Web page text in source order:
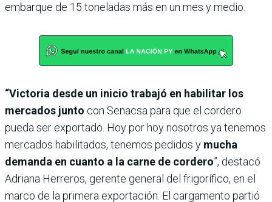
embarque de 15 toneladas más en un mes y medio.
“Victoria desde un inicio trabajó en habilitar los
mercados junto con Senacsa para que el cordero
pueda ser exportado. Hoy por hoy nosotros ya tenemos
mercados habilitados, tenemos pedidos y mucha
demanda en cuanto a la carne de cordero”, destacó
Adriana Herreros, gerente general del frigorífico, en el
marco de la primera exportación. El cargamento partió